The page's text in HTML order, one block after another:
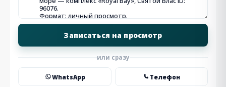
или сразу
WhatsApp Телефон